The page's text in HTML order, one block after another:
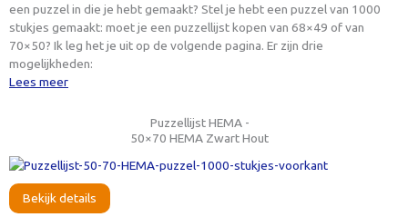
een puzzel in die je hebt gemaakt? Stel je hebt een puzzel van 1000
stukjes gemaakt: moet je een puzzellijst kopen van 68×49 of van
70×50? Ik leg het je uit op de volgende pagina. Er zijn drie
mogelijkheden:
Lees meer
Puzzellijst HEMA -
50×70 HEMA Zwart Hout
Bekijk details